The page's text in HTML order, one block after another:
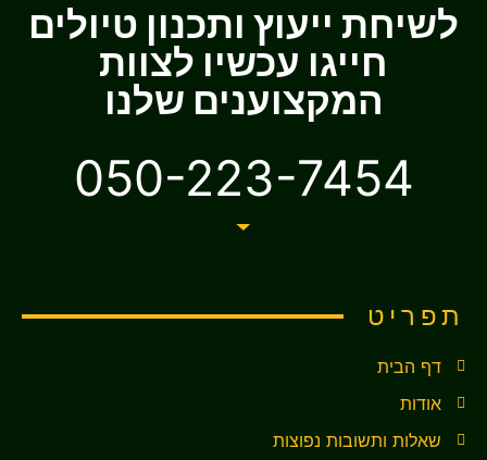
לשיחת ייעוץ ותכנון טיולים
חייגו עכשיו לצוות
המקצוענים שלנו
050-223-7454
תפריט
דף הבית
אודות
שאלות ותשובות נפוצות